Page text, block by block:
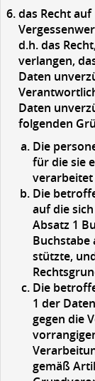
das Recht auf
d.h. das
verlangen,
Daten
Daten
folgenden
Die
für die sie
Die
auf die
Absatz 1
stützte,
Die
1 der
gegen die
gemäß